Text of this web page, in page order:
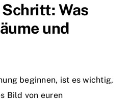
Was
und
beginnen, ist es wichtig,
Bild von euren